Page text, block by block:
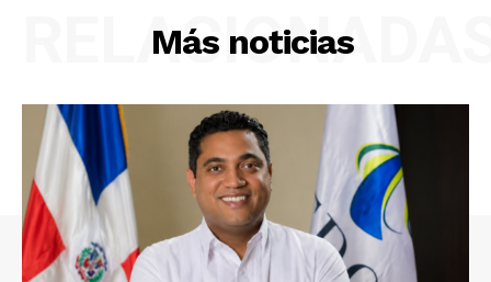
Más noticias